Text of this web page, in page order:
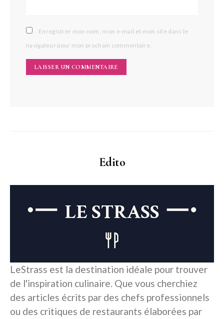
Enregistrer mon nom, mon e-mail et mon site dans le
navigateur pour mon prochain commentaire.
Edito
LeStrass est la destination idéale pour trouver
de l'inspiration culinaire. Que vous cherchiez
des articles écrits par des chefs professionnels
ou des critiques de restaurants élaborées par